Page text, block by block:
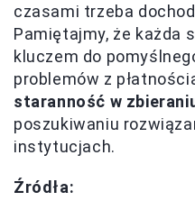
czasami trzeba
Pamiętajmy, że każda
kluczem do
problemów z
staranność w
poszukiwaniu
instytucjach.
Źródła: